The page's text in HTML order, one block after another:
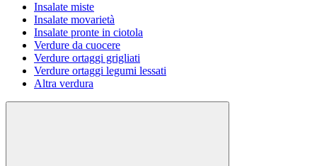
Insalate miste
Insalate movarietà
Insalate pronte in ciotola
Verdure da cuocere
Verdure ortaggi grigliati
Verdure ortaggi legumi lessati
Altra verdura